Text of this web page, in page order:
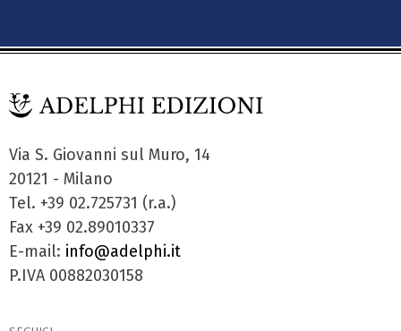
Via S. Giovanni sul Muro, 14
20121 - Milano
Tel. +39 02.725731 (r.a.)
Fax +39 02.89010337
E-mail: info@adelphi.it
P.IVA 00882030158